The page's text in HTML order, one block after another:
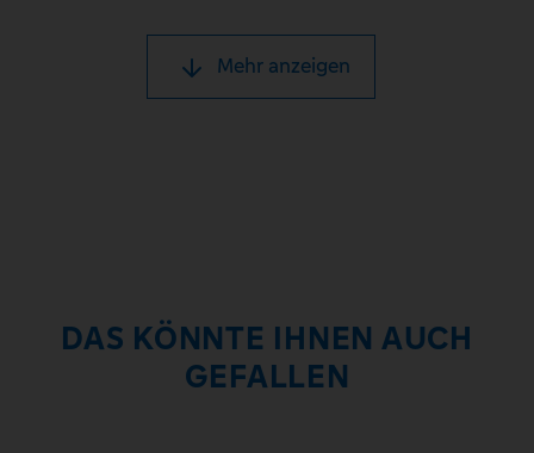
Mehr anzeigen
DAS KÖNNTE IHNEN AUCH
GEFALLEN